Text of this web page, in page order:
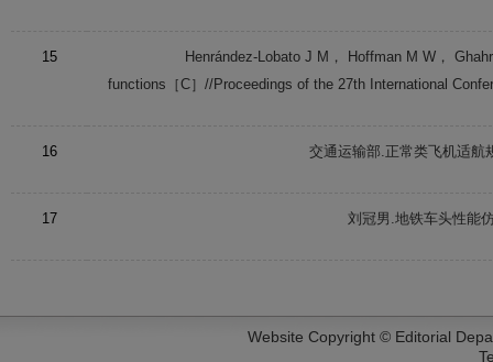
15 Henrández-Lobato J M ， Hoffman M W ，
functions［C］//Proceedings of the 27th International
16 交通运输部.正常类飞机适航
17 刘冠男.地铁车头性能
Website Copyright © Editorial